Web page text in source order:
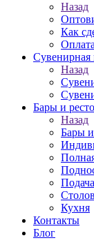
Назад
Как
Сувенирная
Назад
Бары и
Назад
Бары
Кухня
Контакты
Блог